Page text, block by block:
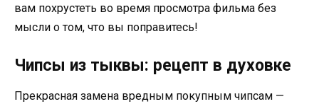
вам похрустеть во время просмотра фильма без
мысли o том, что вы поправитесь!
Чипсы из тыквы: рецепт в духовке
Прекрасная замена вредным покупным чипсам —